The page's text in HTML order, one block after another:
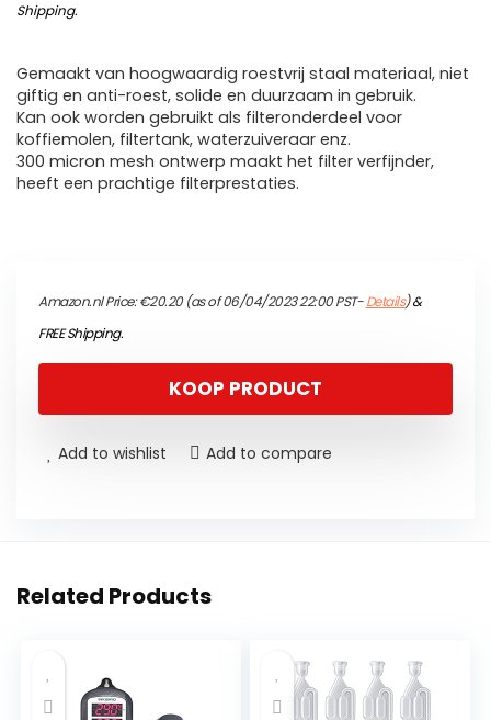
Shipping.
Gemaakt van hoogwaardig roestvrij staal materiaal, niet
giftig en anti-roest, solide en duurzaam in gebruik.
Kan ook worden gebruikt als filteronderdeel voor
koffiemolen, filtertank, waterzuiveraar enz.
300 micron mesh ontwerp maakt het filter verfijnder,
heeft een prachtige filterprestaties.
Amazon.nl Price:€20.20(as of 06/04/2023 22:00 PST-Details)&
FREE Shipping.
KOOP PRODUCT
Add to wishlist Add to compare
Related Products